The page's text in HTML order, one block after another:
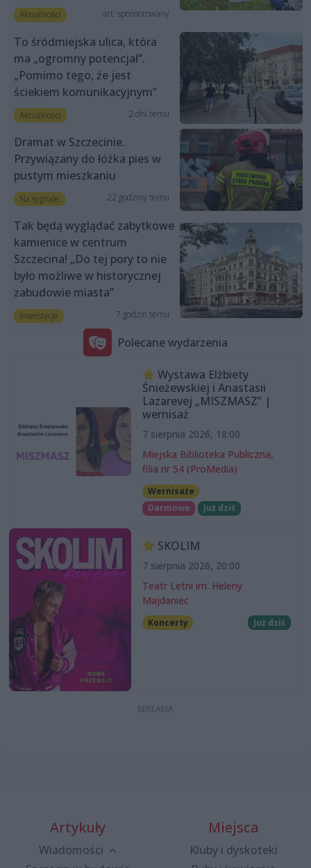
Aktualności art. sponsorowany
To śródmiejska ulica, która
ma „ogromny potencjał”.
„Pomimo tego, że jest
ściekiem komunikacyjnym”
Aktualności 2 dni temu
Dramat w Szczecinie.
Przywiązany do łóżka pies w
pustym mieszkaniu
Na sygnale 22 godziny temu
Tak będą wyglądać zabytkowe
kamienice w centrum
Szczecina! „Do tej pory to nie
było możliwe w historycznej
zabudowie miasta”
Inwestycje 7 godzin temu
Polecane wydarzenia
Wystawa Elżbiety
Śnieżewskiej i Anastasii
Lazarevej „MISZMASZ” |
wernisaż
7 sierpnia 2026, 18:00
Miejska Biblioteka Publiczna,
filia nr 54 (ProMedia)
Wernisaże
Darmowe
Już dziś
SKOLIM
7 sierpnia 2026, 20:00
Teatr Letni im. Heleny
Majdaniec
Koncerty Już dziś
Artykuły
Wiadomości
Miejsca
Kluby i dyskoteki